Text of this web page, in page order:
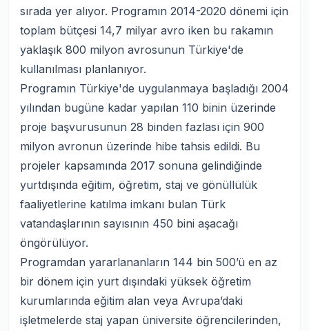
sırada yer alıyor. Programın 2014-2020 dönemi için
toplam bütçesi 14,7 milyar avro iken bu rakamın
yaklaşık 800 milyon avrosunun Türkiye'de
kullanılması planlanıyor.
Programın Türkiye'de uygulanmaya başladığı 2004
yılından bugüne kadar yapılan 110 binin üzerinde
proje başvurusunun 28 binden fazlası için 900
milyon avronun üzerinde hibe tahsis edildi. Bu
projeler kapsamında 2017 sonuna gelindiğinde
yurtdışında eğitim, öğretim, staj ve gönüllülük
faaliyetlerine katılma imkanı bulan Türk
vatandaşlarının sayısının 450 bini aşacağı
öngörülüyor.
Programdan yararlananların 144 bin 500’ü en az
bir dönem için yurt dışındaki yüksek öğretim
kurumlarında eğitim alan veya Avrupa’daki
işletmelerde staj yapan üniversite öğrencilerinden,